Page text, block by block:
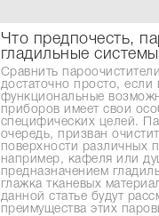
Что предпочесть,
гладильные
Сравнить
достаточно просто, если
функциональные
приборов имеет свои
специфических целей.
очередь, призван
поверхности различных
например, кафеля или
предназначением
глажка тканевых
данной статье будут
преимущества этих